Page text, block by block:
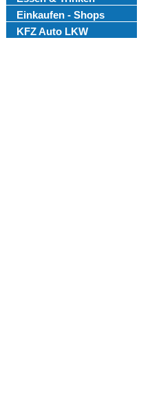
Einkaufen - Shops
KFZ Auto LKW